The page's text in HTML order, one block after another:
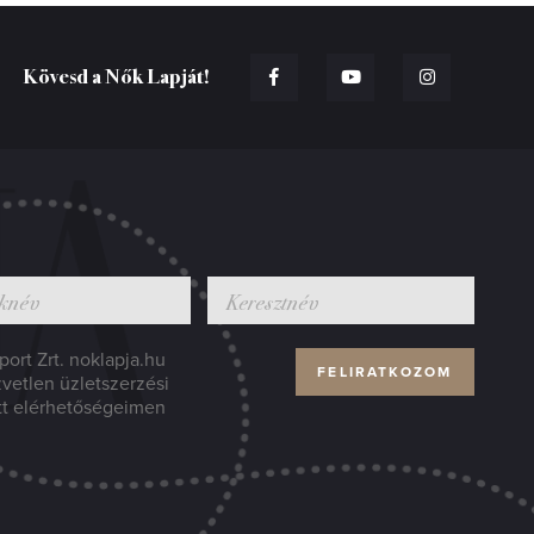
Kövesd a Nők Lapját!
Zrt. noklapja.hu
üzletszerzési
elérhetőségeimen